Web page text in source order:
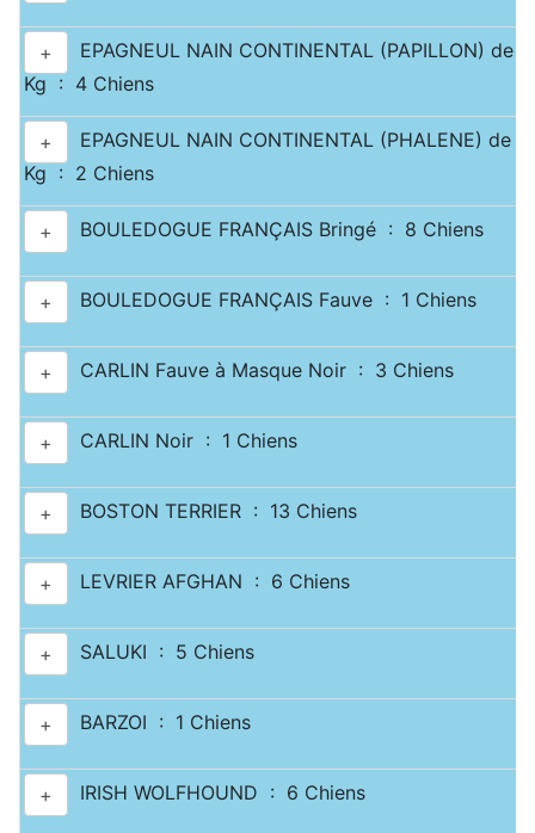
+
EPAGNEUL NAIN CONTINENTAL (PAPILLON) de
Kg : 4 Chiens
+
EPAGNEUL NAIN CONTINENTAL (PHALENE) de
Kg : 2 Chiens
+ BOULEDOGUE FRANÇAIS Bringé : 8 Chiens
+ BOULEDOGUE FRANÇAIS Fauve : 1 Chiens
+ CARLIN Fauve à Masque Noir : 3 Chiens
+ CARLIN Noir : 1 Chiens
+ BOSTON TERRIER : 13 Chiens
+ LEVRIER AFGHAN : 6 Chiens
+ SALUKI : 5 Chiens
+ BARZOI : 1 Chiens
+ IRISH WOLFHOUND : 6 Chiens